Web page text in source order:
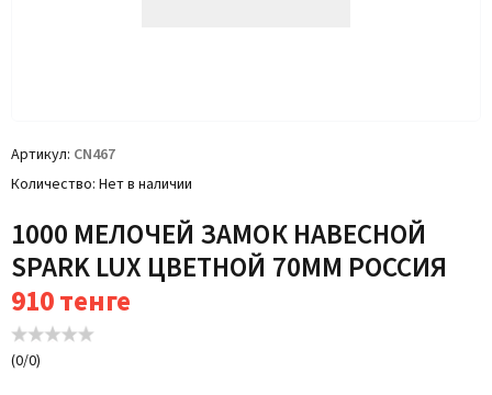
Артикул CN467
Количество Нет в наличии
1000 МЕЛОЧЕЙ ЗАМОК НАВЕСНОЙ
SPARK LUX ЦВЕТНОЙ 70ММ РОССИЯ
910тенге
(0/0)